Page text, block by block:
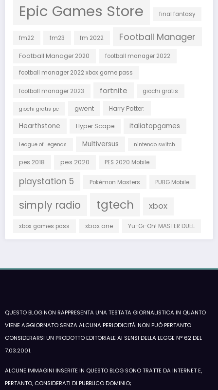
Epic Games Store final fantasy
fm22 fm23 fm 2022 Football Manager
Football Manager 2020 football manager 2022
football manager 2022 xbox game pass
football manager 2023 fortnite giochi gratis
giochi gratis pc gwent Harry Potter:
Hearthstone Hyper Scape italiatopgames
League of Legends Multiversus nintendo switch
pes 2018 pes 2020 PES 2020 Mobile
playstation 5 Pokémon Masters PUBG Mobile
simply radio tgtech xbox
xbox games pass xbox one Yu-Gi-Oh! MASTER DUEL
QUESTO BLOG NON RAPPRESENTA UNA TESTATA GIORNALISTICA IN QUANTO
VIENE AGGIORNATO SENZA ALCUNA PERIODICITÀ. NON PUÒ PERTANTO
CONSIDERARSI UN PRODOTTO EDITORIALE AI SENSI DELLA LEGGE N° 62 DEL
7.03.2001.
ALCUNE IMMAGINI INSERITE IN QUESTO BLOG SONO TRATTE DA INTERNET E,
PERTANTO, CONSIDERATI DI PUBBLICO DOMINIO;